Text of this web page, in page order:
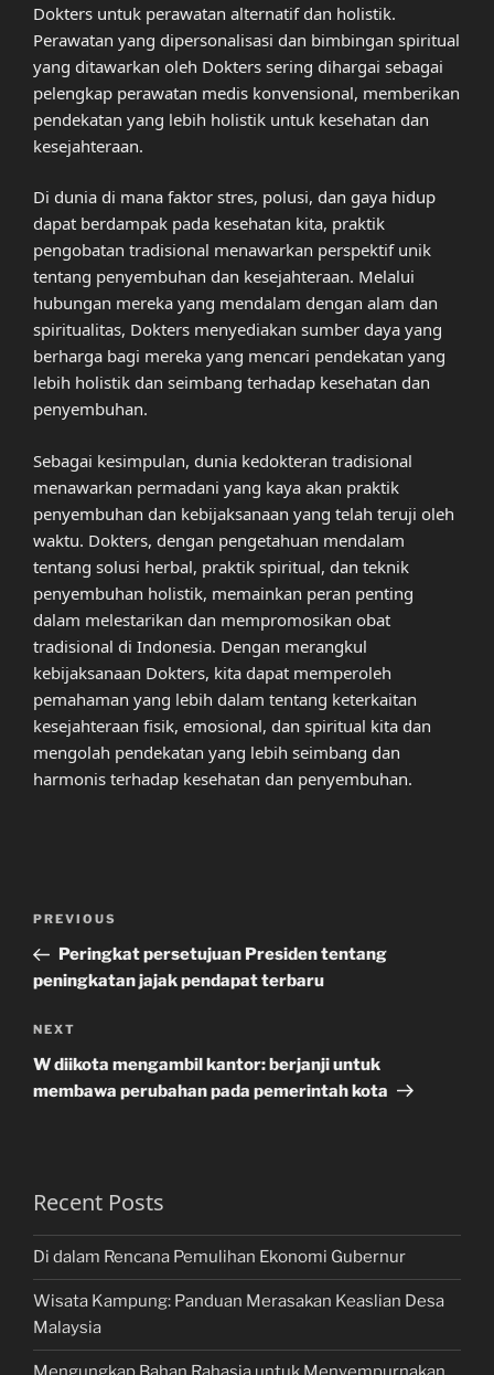
Dokters untuk perawatan alternatif dan holistik.
Perawatan yang dipersonalisasi dan bimbingan spiritual
yang ditawarkan oleh Dokters sering dihargai sebagai
pelengkap perawatan medis konvensional, memberikan
pendekatan yang lebih holistik untuk kesehatan dan
kesejahteraan.
Di dunia di mana faktor stres, polusi, dan gaya hidup
dapat berdampak pada kesehatan kita, praktik
pengobatan tradisional menawarkan perspektif unik
tentang penyembuhan dan kesejahteraan. Melalui
hubungan mereka yang mendalam dengan alam dan
spiritualitas, Dokters menyediakan sumber daya yang
berharga bagi mereka yang mencari pendekatan yang
lebih holistik dan seimbang terhadap kesehatan dan
penyembuhan.
Sebagai kesimpulan, dunia kedokteran tradisional
menawarkan permadani yang kaya akan praktik
penyembuhan dan kebijaksanaan yang telah teruji oleh
waktu. Dokters, dengan pengetahuan mendalam
tentang solusi herbal, praktik spiritual, dan teknik
penyembuhan holistik, memainkan peran penting
dalam melestarikan dan mempromosikan obat
tradisional di Indonesia. Dengan merangkul
kebijaksanaan Dokters, kita dapat memperoleh
pemahaman yang lebih dalam tentang keterkaitan
kesejahteraan fisik, emosional, dan spiritual kita dan
mengolah pendekatan yang lebih seimbang dan
harmonis terhadap kesehatan dan penyembuhan.
Previous
Post
PREVIOUS
Peringkat persetujuan Presiden tentang
peningkatan jajak pendapat terbaru
Next
Post
NEXT
W diikota mengambil kantor: berjanji untuk
membawa perubahan pada pemerintah kota
Recent Posts
Di dalam Rencana Pemulihan Ekonomi Gubernur
Wisata Kampung: Panduan Merasakan Keaslian Desa
Malaysia